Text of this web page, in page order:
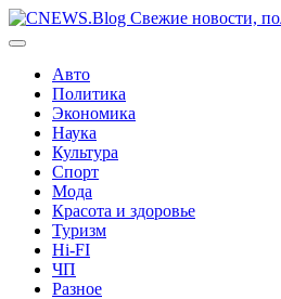
Перейти
к
Авто
Политика
Экономика
Наука
Культура
Спорт
Мода
Красота и здоровье
Туризм
Hi-FI
ЧП
Разное